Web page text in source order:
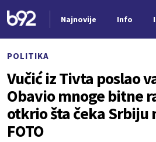
Najnovije Info
POLITIKA
Vučić iz Tivta poslao
Obavio mnoge bitne
otkrio šta čeka Srbiju
FOTO